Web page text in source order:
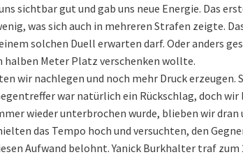
sichtbar gut und gab uns neue Energie. Das
was sich auch in mehreren Strafen zeigte.
solchen Duell erwarten darf. Oder anders
Meter Platz verschenken wollte.
wir nachlegen und noch mehr Druck erzeugen.
war natürlich ein Rückschlag, doch
wieder unterbrochen wurde, blieben wir
das Tempo hoch und versuchten, den
Aufwand belohnt. Yanick Burkhalter traf